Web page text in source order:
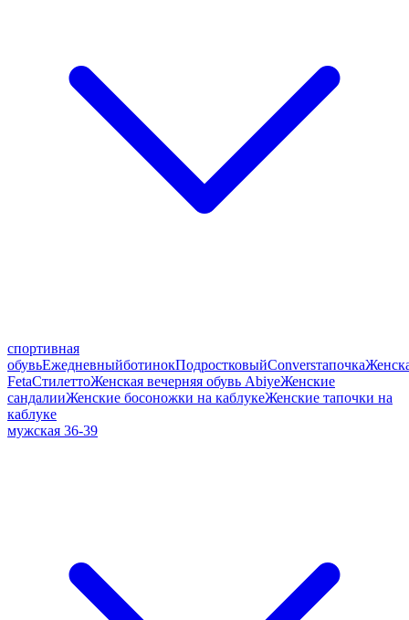
спортивная
обувьЕжедневныйботинокПодростковыйConversтапочка
FetaСтилеттоЖенская вечерняя обувь AbiyeЖенские
сандалииЖенские босоножки на каблукеЖенские тапочки на
каблуке
мужская 36-39